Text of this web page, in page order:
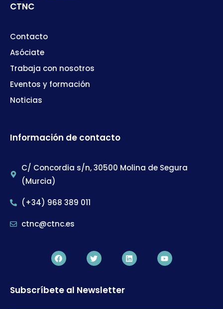
CTNC
Contacto
Asóciate
Trabaja con nosotros
Eventos y formación
Noticias
Información de contacto
C/ Concordia s/n, 30500 Molina de Segura
(Murcia)
(+34) 968 389 011
ctnc@ctnc.es
Subscríbete al Newsletter